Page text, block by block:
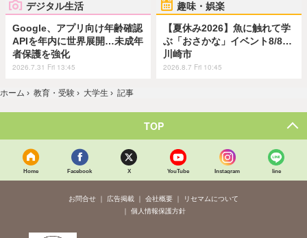
デジタル生活
Google、アプリ向け年齢確認
APIを年内に世界展開…未成年
者保護を強化
2026.7.31 Fri 13:45
趣味・娯楽
【夏休み2026】魚に触れて学
ぶ「おさかな」イベント8/8…
川崎市
2026.8.7 Fri 10:45
ホーム › 教育・受験 › 大学生 › 記事
TOP
Home Facebook X YouTube Instagram line
お問合せ 広告掲載 会社概要
リセマムについて
個人情報保護方針